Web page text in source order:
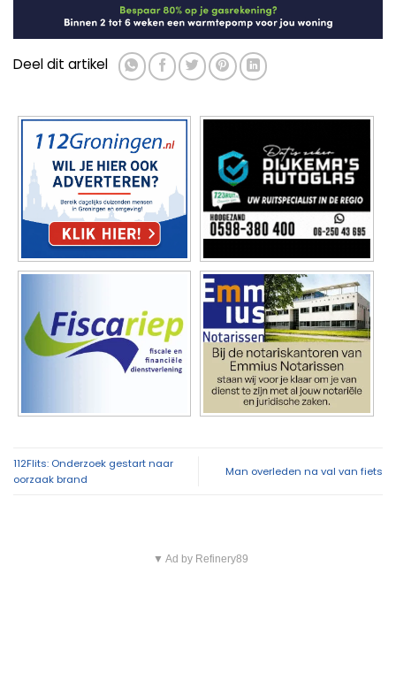
Deel dit artikel
112Flits: Onderzoek gestart naar
oorzaak brand
Man overleden na val van fiets
▼ Ad by Refinery89